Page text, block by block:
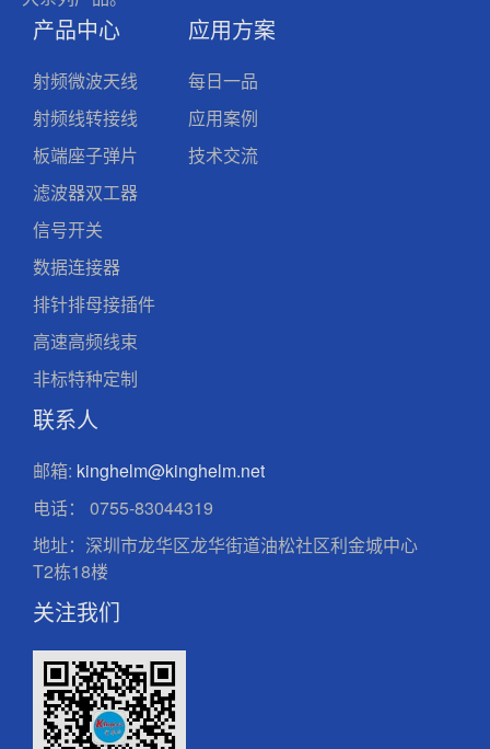
产品中心
射频微波天线
射频线转接线
板端座子弹片
滤波器双工器
信号开关
数据连接器
排针排母接插件
高速高频线束
非标特种定制
应用方案
每日一品
应用案例
技术交流
联系人
邮箱: kinghelm@kinghelm.net
电话：
0755-83044319
地址：深圳市龙华区龙华街道油松社区利金城中心
T2栋18楼
关注我们